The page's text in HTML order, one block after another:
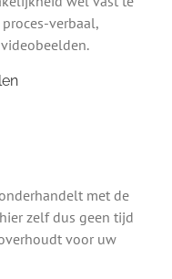
verbaal,
met de
zelf dus geen tijd
voor uw